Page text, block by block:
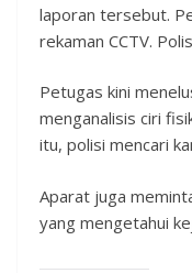
laporan tersebut.
rekaman CCTV.
Petugas kini
menganalisis ciri
itu, polisi mencari
Aparat juga
yang mengetahui